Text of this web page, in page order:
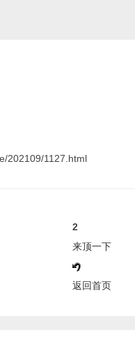
202109/1127.html
2
来顶一下
返回首页